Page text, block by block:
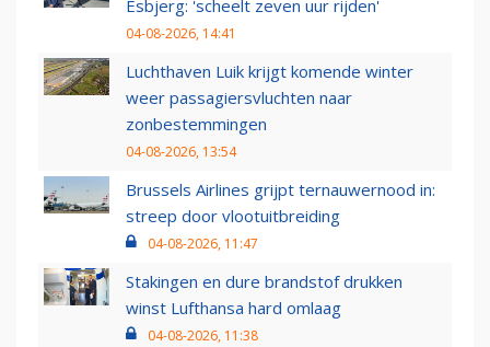
Esbjerg: 'scheelt zeven uur rijden'
04-08-2026, 14:41
Luchthaven Luik krijgt komende winter
weer passagiersvluchten naar
zonbestemmingen
04-08-2026, 13:54
Brussels Airlines grijpt ternauwernood in:
streep door vlootuitbreiding
04-08-2026, 11:47
Stakingen en dure brandstof drukken
winst Lufthansa hard omlaag
04-08-2026, 11:38